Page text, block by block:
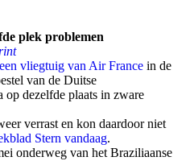
plek problemen
vliegtuig van Air France in de
van de Duitse
op dezelfde plaats in zware
verrast en kon daardoor niet
Stern vandaag.
onderweg van het Braziliaanse